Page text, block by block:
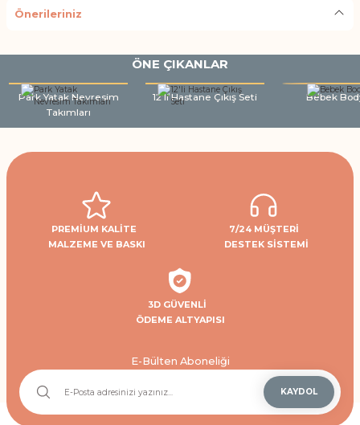
Önerileriniz
ÖNE ÇIKANLAR
Park Yatak Nevresim
Takımları
12'li Hastane Çıkış Seti Bebek
PREMİUM KALİTE
MALZEME VE BASKI
7/24 MÜŞTERİ
DESTEK SİSTEMİ
3D GÜVENLİ
ÖDEME ALTYAPISI
E-Bülten Aboneliği
KAYDOL